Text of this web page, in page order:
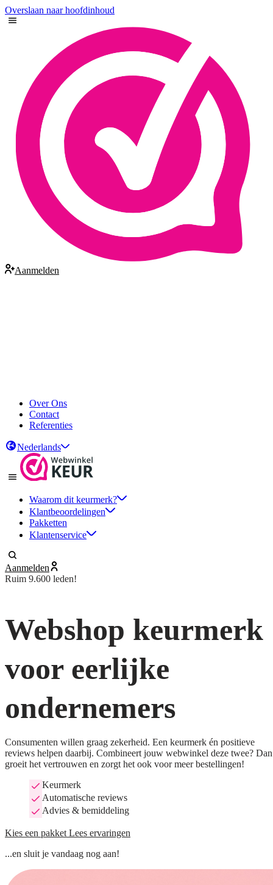
Overslaan naar hoofdinhoud
Aanmelden
Over Ons
Contact
Referenties
Nederlands
Waarom dit keurmerk?
Klantbeoordelingen
Pakketten
Klantenservice
Aanmelden
Ruim 9.600 leden!
Webshop keurmerk
voor eerlijke
ondernemers
Consumenten willen graag zekerheid. Een keurmerk én positieve
reviews helpen daarbij. Combineert jouw webwinkel deze twee? Dan
groeit het vertrouwen en zorgt het ook voor meer bestellingen!
Keurmerk
Automatische reviews
Advies & bemiddeling
Kies een pakket Lees ervaringen
...en sluit je vandaag nog aan!